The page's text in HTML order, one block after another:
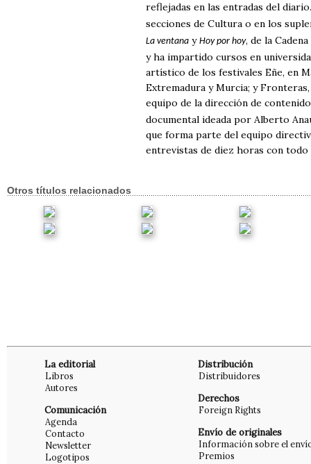
reflejadas en las entradas del
secciones de Cultura o en los
La ventana y Hoy por hoy, de la
y ha impartido cursos en
artístico de los festivales Eñe, en
Extremadura y Murcia; y
equipo de la dirección de
documental ideada por Alberto
que forma parte del equipo
entrevistas de diez horas con
Otros títulos relacionados
La editorial
Libros
Autores
Comunicación
Agenda
Contacto
Newsletter
Logotipos
Distribución
Distribuidores
Derechos
Foreign Rights
Envío de originales
Información sobre el
Premios